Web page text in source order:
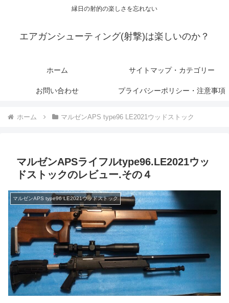
縁日の射的の楽しさを忘れない
エアガンシューティング(射撃)は楽しいのか？
ホーム サイトマップ・カテゴリー
お問い合わせ プライバシーポリシー・注意事項
ホーム マルゼンAPS type96 LE2021ウッドストック
マルゼンAPSライフルtype96.LE2021ウッ
ドストックのレビュー.その４
マルゼンAPS type96 LE2021ウッドストック